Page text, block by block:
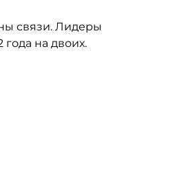
связи. Лидеры
на двоих.